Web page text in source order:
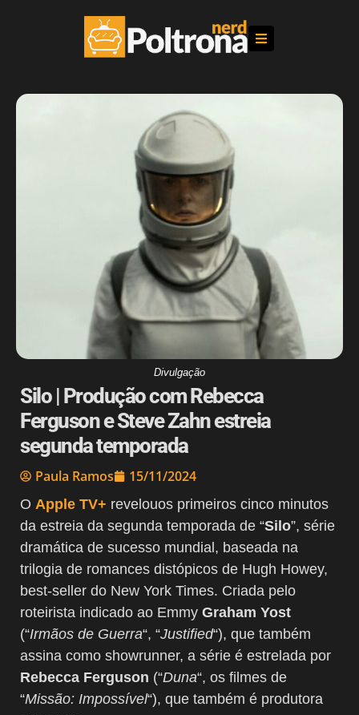
Divulgação
Silo | Produção com Rebecca
Ferguson e Steve Zahn estreia
segunda temporada
Paula Ramos 15/11/2024
O Apple TV+ revelouos primeiros cinco minutos
da estreia da segunda temporada de “Silo”, série
dramática de sucesso mundial, baseada na
trilogia de romances distópicos de Hugh Howey,
best-seller do New York Times. Criada pelo
roteirista indicado ao Emmy Graham Yost
(“Irmãos de Guerra“, “Justified“), que também
assina como showrunner, a série é estrelada por
Rebecca Ferguson (“Duna“, os filmes de
“Missão: Impossível“), que também é produtora